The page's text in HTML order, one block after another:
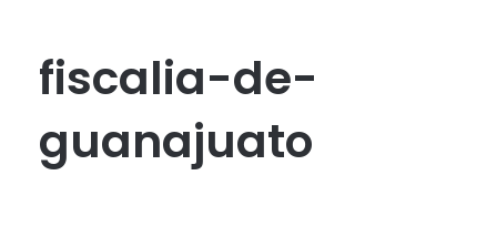
fiscalia-de-
guanajuato